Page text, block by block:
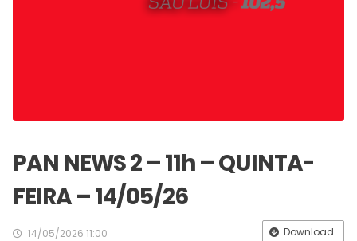
PAN NEWS 2 – 11h – QUINTA-
FEIRA – 14/05/26
14/05/2026 11:00 Download